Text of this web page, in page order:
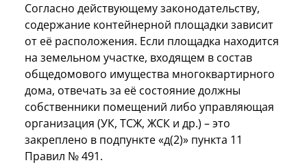
Согласно действующему законодательству,
содержание контейнерной площадки зависит
от её расположения. Если площадка находится
на земельном участке, входящем в состав
общедомового имущества многоквартирного
дома, отвечать за её состояние должны
собственники помещений либо управляющая
организация (УК, ТСЖ, ЖСК и др.) – это
закреплено в подпункте «д(2)» пункта 11
Правил № 491.